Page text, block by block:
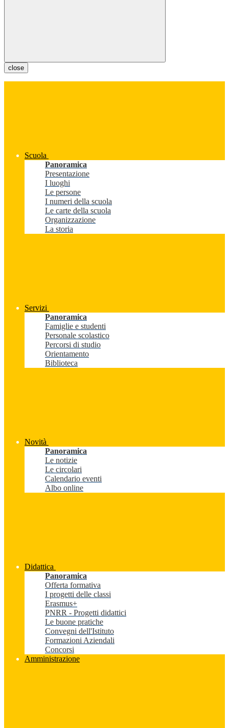
close
Scuola
Panoramica
Presentazione
I luoghi
Le persone
I numeri della scuola
Le carte della scuola
Organizzazione
La storia
Servizi
Panoramica
Famiglie e studenti
Personale scolastico
Percorsi di studio
Orientamento
Biblioteca
Novità
Panoramica
Le notizie
Le circolari
Calendario eventi
Albo online
Didattica
Panoramica
Offerta formativa
I progetti delle classi
Erasmus+
PNRR - Progetti didattici
Le buone pratiche
Convegni dell'Istituto
Formazioni Aziendali
Concorsi
Amministrazione